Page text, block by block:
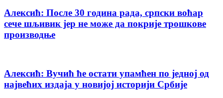
Алексић: После 30 година рада, српски воћар
сече шљивик јер не може да покрије трошкове
производњe
Алексић: Вучић ће остати упамћен по једној од
највећих издаја у новијој историји Србије